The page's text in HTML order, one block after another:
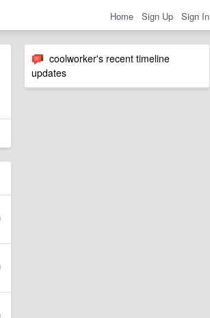
Home Sign Up Sign In
coolworker's recent timeline
updates